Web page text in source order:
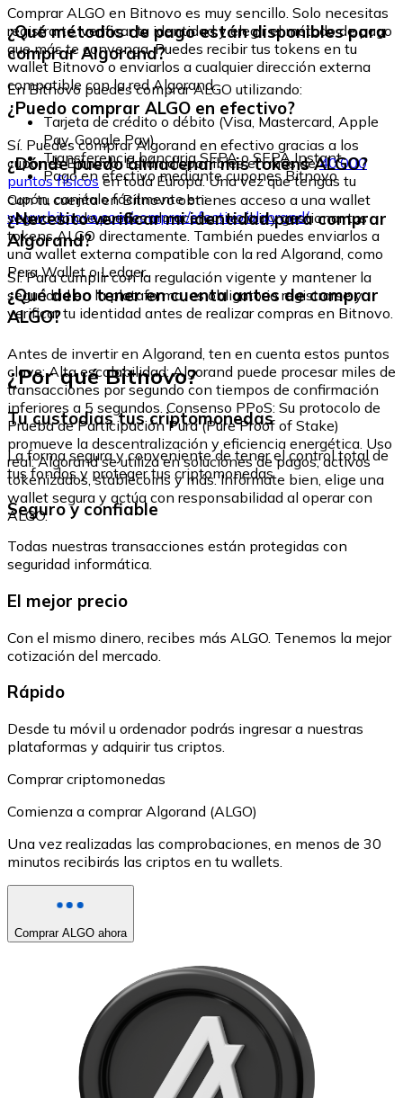
Comprar ALGO en Bitnovo es muy sencillo. Solo necesitas
registrarte, verificar tu identidad y elegir el método de pago
que más te convenga. Puedes recibir tus tokens en tu
wallet Bitnovo o enviarlos a cualquier dirección externa
compatible con la red Algorand.
¿Qué métodos de pago están disponibles para
comprar Algorand?
En Bitnovo puedes comprar ALGO utilizando:
Tarjeta de crédito o débito (Visa, Mastercard, Apple
Pay, Google Pay)
Transferencia bancaria SEPA o SEPA Instant
Pago en efectivo mediante cupones Bitnovo
¿Puedo comprar ALGO en efectivo?
Sí. Puedes comprar Algorand en efectivo gracias a los
cupones Bitnovo. Están disponibles en más de40.000
puntos físicos en toda Europa. Una vez que tengas tu
cupón, canjéalo fácilmente en:
www.bitnovo.com/comprar/efectivo/algorand/
¿Dónde puedo almacenar mis tokens ALGO?
Con tu cuenta en Bitnovo obtienes acceso a una wallet
segura donde puedes almacenar, recibir y gestionar tus
tokens ALGO directamente. También puedes enviarlos a
una wallet externa compatible con la red Algorand, como
Pera Wallet o Ledger.
¿Necesito verificar mi identidad para comprar
Algorand?
Sí. Para cumplir con la regulación vigente y mantener la
seguridad en la plataforma, es obligatorio registrarse y
verificar tu identidad antes de realizar compras en Bitnovo.
¿Qué debo tener en cuenta antes de comprar
ALGO?
Antes de invertir en Algorand, ten en cuenta estos puntos
clave: Alta escalabilidad: Algorand puede procesar miles de
transacciones por segundo con tiempos de confirmación
inferiores a 5 segundos. Consenso PPoS: Su protocolo de
Prueba de Participación Pura (Pure Proof of Stake)
promueve la descentralización y eficiencia energética. Uso
real: Algorand se utiliza en soluciones de pagos, activos
tokenizados, stablecoins y más. Infórmate bien, elige una
wallet segura y actúa con responsabilidad al operar con
ALGO.
¿Por qué Bitnovo?
Tu custodias tus criptomonedas
La forma segura y conveniente de tener el control total de
tus fondos y proteger tus criptomonedas.
Seguro y confiable
Todas nuestras transacciones están protegidas con
seguridad informática.
El mejor precio
Con el mismo dinero, recibes más ALGO. Tenemos la mejor
cotización del mercado.
Rápido
Desde tu móvil u ordenador podrás ingresar a nuestras
plataformas y adquirir tus criptos.
Comprar criptomonedas
Comienza a comprar Algorand (ALGO)
Una vez realizadas las comprobaciones, en menos de 30
minutos recibirás las criptos en tu wallets.
Comprar ALGO ahora